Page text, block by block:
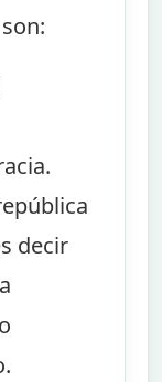
decir